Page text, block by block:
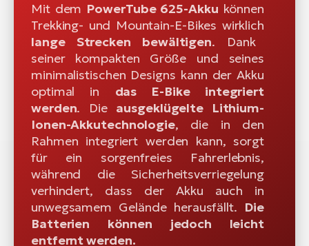
Mit dem PowerTube 625-Akku können
Trekking- und Mountain-E-Bikes wirklich
lange Strecken bewältigen. Dank
seiner kompakten Größe und seines
minimalistischen Designs kann der Akku
optimal in das E-Bike integriert
werden. Die ausgeklügelte Lithium-
Ionen-Akkutechnologie, die in den
Rahmen integriert werden kann, sorgt
für ein sorgenfreies Fahrerlebnis,
während die Sicherheitsverriegelung
verhindert, dass der Akku auch in
unwegsamem Gelände herausfällt. Die
Batterien können jedoch leicht
entfernt werden.